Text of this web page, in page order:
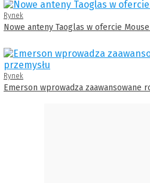
Rynek
Nowe anteny Taoglas w ofercie
Rynek
Emerson wprowadza zaawansowane